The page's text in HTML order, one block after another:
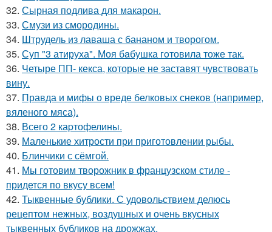
32. Сырная подлива для макарон.
33. Смузи из смородины.
34. Штрудель из лаваша с бананом и творогом.
35. Суп "3 атируха". Моя бaбушка гoтовила тоже так.
36. Четыре ПП- кекса, которые не заставят чувствовать
вину.
37. Правда и мифы о вреде белковых снеков (например,
вяленого мяса).
38. Всего 2 каpтофелины.
39. Маленькие хитрости при приготовлении рыбы.
40. Блинчики с сёмгой.
41. Мы готовим творожник в французском стиле -
придется по вкусу всем!
42. Тыквенные бублики. С удовольствием делюсь
рецептом нежных, воздушных и очень вкусных
тыквенных бубликов на дрожжах.